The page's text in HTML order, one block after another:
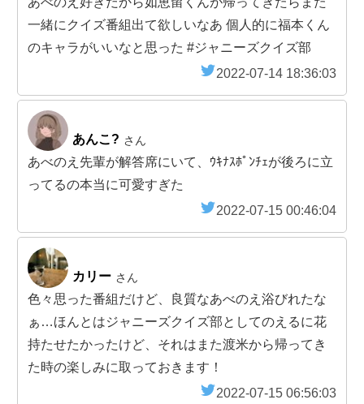
一緒にクイズ番組出て欲しいなあ 個人的に福本くん
のキャラがいいなと思った #ジャニーズクイズ部
2022-07-14 18:36:03
あんこ? さん
あべのえ先輩が解答席にいて、ｳｷﾅｽﾎﾟﾝﾁｪが後ろに立
ってるの本当に可愛すぎた
2022-07-15 00:46:04
カリー さん
色々思った番組だけど、良質なあべのえ浴びれたな
ぁ…ほんとはジャニーズクイズ部としてのえるに花
持たせたかったけど、それはまた渡米から帰ってき
た時の楽しみに取っておきます！
2022-07-15 06:56:03